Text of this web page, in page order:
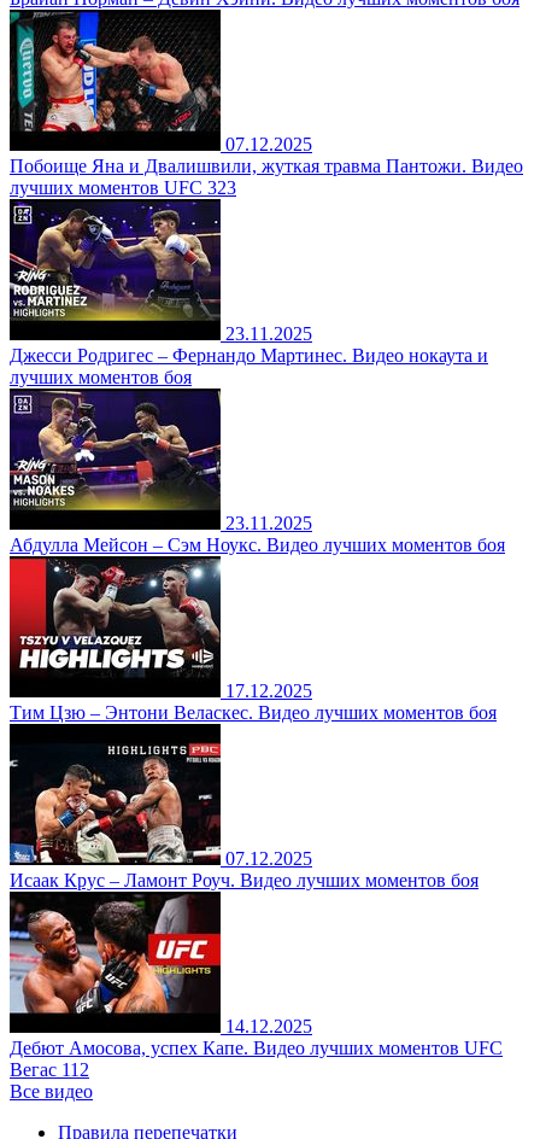
07.12.2025
Побоище Яна и Двалишвили, жуткая травма Пантожи. Видео
лучших моментов UFC 323
23.11.2025
Джесси Родригес – Фернандо Мартинес. Видео нокаута и
лучших моментов боя
23.11.2025
Абдулла Мейсон – Сэм Ноукс. Видео лучших моментов боя
17.12.2025
Тим Цзю – Энтони Веласкес. Видео лучших моментов боя
07.12.2025
Исаак Крус – Ламонт Роуч. Видео лучших моментов боя
14.12.2025
Дебют Амосова, успех Капе. Видео лучших моментов UFC
Вегас 112
Все видео
Правила перепечатки